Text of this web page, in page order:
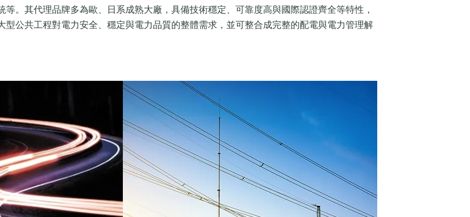
等。其代理品牌多為歐、日系成熟大廠，具備技術穩定、可靠度高與國際認證齊全等特性，
型公共工程對電力安全、穩定與電力品質的整體需求，並可整合成完整的配電與電力管理解